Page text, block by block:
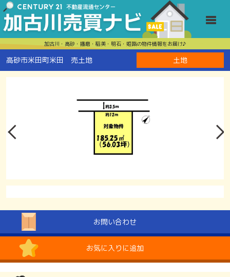
加古川・高砂・播磨・稲美・明石・姫路の物件情報をお届け♪
高砂市米田町米田 売土地 土地
お問い合わせ
お気に入りに追加